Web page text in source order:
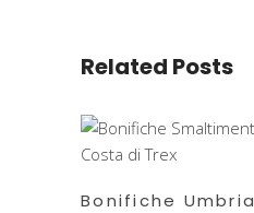
Related Posts
Bonifiche Umbria